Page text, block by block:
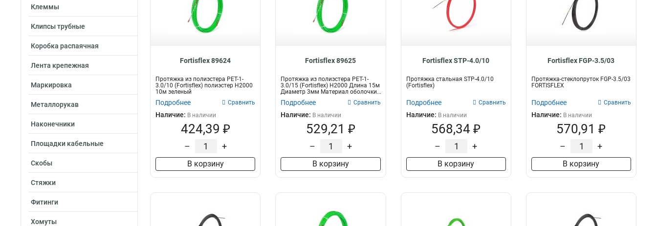
Клеммы
Клипсы трубные
Коробка распаячная
Лента крепежная
Маркировка
Металлорукав
Наконечники
Площадки кабельные
Скобы
Стяжки
Фитинги
Хомуты
Fortisflex 89624
Протяжка из полиэстера PET-1-
3.0/10 (Fortisflex) полиэстер Н2000
10м зеленый
Подробнее Сравнить
Наличие: В наличии
424,39 ₽
– +
В корзину
Fortisflex 89625
Протяжка из полиэстера PET-1-
3.0/15 (Fortisflex) Н2000 Длина 15м
Диаметр 3мм Материал оболочки...
Подробнее Сравнить
Наличие: В наличии
529,21 ₽
– +
В корзину
Fortisflex STP-4.0/10
Протяжка стальная STP-4.0/10
(Fortisflex)
Подробнее Сравнить
Наличие: В наличии
568,34 ₽
– +
В корзину
Fortisflex FGP-3.5/03
Протяжка-стеклопруток FGP-3.5/03
FORTISFLEX
Подробнее Сравнить
Наличие: В наличии
570,91 ₽
– +
В корзину